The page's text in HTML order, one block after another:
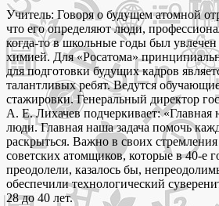
Учитель: Говоря о будущем атомной
что его определяют люди,
когда-то в школьные годы был
химией. Для «Росатома»
для подготовки будущих кадров
талантливых ребят. Ведутся
стажировки. Генеральный директор
А. Е. Лихачев подчеркивает:
люди. Главная наша задача помочь
раскрыться. Важно в своих
советских атомщиков, которые в 40-е
преодолели, казалось бы,
обеспечили технологический
28 до 40 лет.